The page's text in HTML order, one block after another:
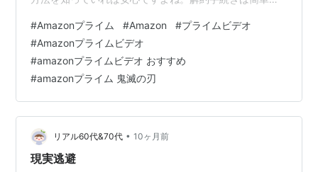
さい。 ちなみにAmazonプライムの学割版「Prime
Student」の解約も同じ手順なので、学生さんの悩みもこ
の記事で解決できます。 本記事では、PC（ブラウザ）か
らの手順、スマホアプリから手順、両方を写真付きで解
説するので、解約方法を知りたい方は是非最後までお読
みくださいね。 ▶ A…
#Amazonプライム #Amazon #プライムビデオ
#Amazonプライムビデオ
#amazonプライムビデオ おすすめ
#amazonプライム 鬼滅の刃
リアル60代&70代 • 10ヶ月前
現実逃避